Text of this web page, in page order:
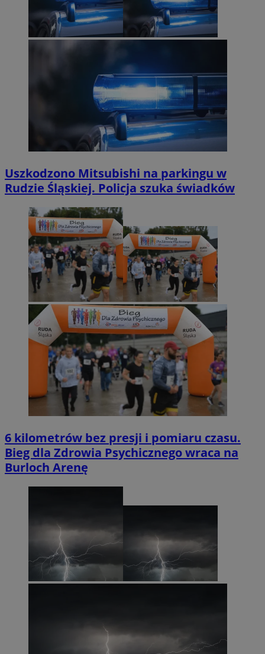
Uszkodzono Mitsubishi na parkingu w
Rudzie Śląskiej. Policja szuka świadków
6 kilometrów bez presji i pomiaru czasu.
Bieg dla Zdrowia Psychicznego wraca na
Burloch Arenę